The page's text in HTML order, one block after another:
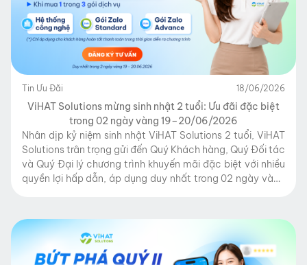
Tin Ưu Đãi 18/06/2026
ViHAT Solutions mừng sinh nhật 2 tuổi: Ưu đãi đặc biệt
trong 02 ngày vàng 19–20/06/2026
Nhân dịp kỷ niệm sinh nhật ViHAT Solutions 2 tuổi, ViHAT
Solutions trân trọng gửi đến Quý Khách hàng, Quý Đối tác
và Quý Đại lý chương trình khuyến mãi đặc biệt với nhiều
quyền lợi hấp dẫn, áp dụng duy nhất trong 02 ngày vàng